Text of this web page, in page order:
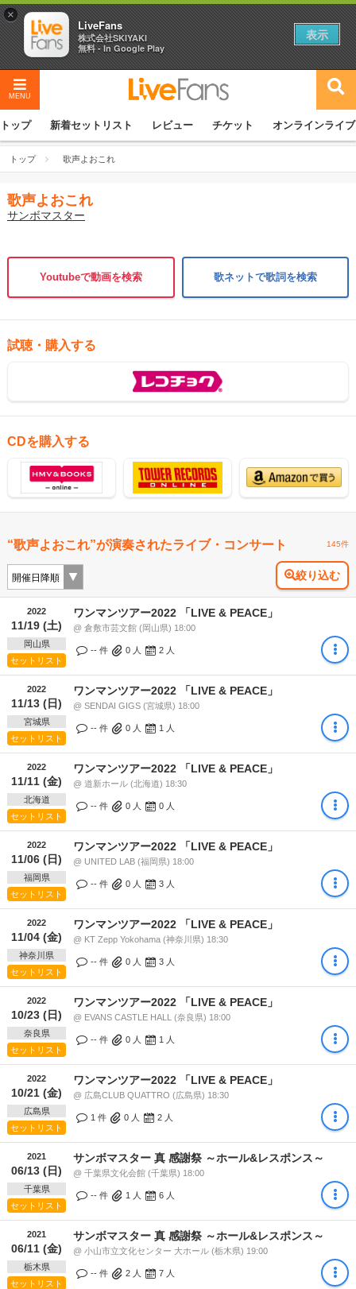
MENU
トップ 新着セットリスト レビュー チケット オンラインライブ
トップ 歌声よおこれ
歌声よおこれ
サンボマスター
Youtubeで動画を検索 歌ネットで歌詞を検索
試聴・購入する
CDを購入する
“歌声よおこれ”が演奏されたライブ・コンサート 145件
絞り込む
2022
11/19 (土)
岡山県
セットリスト
ワンマンツアー2022 「LIVE & PEACE」
@ 倉敷市芸文館 (岡山県) 18:00
-- 件 0 人 2 人
2022
11/13 (日)
宮城県
セットリスト
ワンマンツアー2022 「LIVE & PEACE」
@ SENDAI GIGS (宮城県) 18:00
-- 件 0 人 1 人
2022
11/11 (金)
北海道
セットリスト
ワンマンツアー2022 「LIVE & PEACE」
@ 道新ホール (北海道) 18:30
-- 件 0 人 0 人
2022
11/06 (日)
福岡県
セットリスト
ワンマンツアー2022 「LIVE & PEACE」
@ UNITED LAB (福岡県) 18:00
-- 件 0 人 3 人
2022
11/04 (金)
神奈川県
セットリスト
ワンマンツアー2022 「LIVE & PEACE」
@ KT Zepp Yokohama (神奈川県) 18:30
-- 件 0 人 3 人
2022
10/23 (日)
奈良県
セットリスト
ワンマンツアー2022 「LIVE & PEACE」
@ EVANS CASTLE HALL (奈良県) 18:00
-- 件 0 人 1 人
2022
10/21 (金)
広島県
セットリスト
ワンマンツアー2022 「LIVE & PEACE」
@ 広島CLUB QUATTRO (広島県) 18:30
1 件 0 人 2 人
2021
06/13 (日)
千葉県
セットリスト
サンボマスター 真 感謝祭 ～ホール&レスポンス～
@ 千葉県文化会館 (千葉県) 18:00
-- 件 1 人 6 人
2021
06/11 (金)
栃木県
セットリスト
サンボマスター 真 感謝祭 ～ホール&レスポンス～
@ 小山市立文化センター 大ホール (栃木県) 19:00
-- 件 2 人 7 人
×
LiveFans
株式会社SKIYAKI
無料 - In Google Play
表示